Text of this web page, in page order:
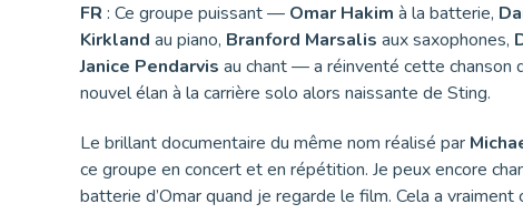
FR : Ce groupe puissant — Omar Hakim à la batterie,
Kirkland au piano, Branford Marsalis aux saxophones,
Janice Pendarvis au chant — a réinventé cette chanson
nouvel élan à la carrière solo alors naissante de Sting.
Le brillant documentaire du même nom réalisé par
ce groupe en concert et en répétition. Je peux encore
batterie d’Omar quand je regarde le film. Cela a vraiment